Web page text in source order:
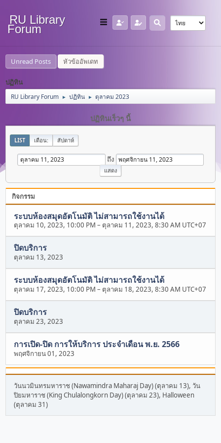
RU Library
Forum
Unread Posts หัวข้ออัพเดท
ปฏิทิน
RU Library Forum ► ปฏิทิน ► ตุลาคม 2023
ปฏิทินเร็วๆ นี้
LIST เดือน: สัปดาห์
ถึง
กิจกรรม
ระบบห้องสมุดอัตโนมัติ ไม่สามารถใช้งานได้
ตุลาคม 10, 2023, 10:00 PM – ตุลาคม 11, 2023, 8:30 AM UTC+07
ปิดบริการ
ตุลาคม 13, 2023
ระบบห้องสมุดอัตโนมัติ ไม่สามารถใช้งานได้
ตุลาคม 17, 2023, 10:00 PM – ตุลาคม 18, 2023, 8:30 AM UTC+07
ปิดบริการ
ตุลาคม 23, 2023
การเปิด-ปิด การให้บริการ ประจำเดือน พ.ย. 2566
พฤศจิกายน 01, 2023
วันนวมินทรมหาราช (Nawamindra Maharaj Day) (ตุลาคม 13), วัน
ปิยมหาราช (King Chulalongkorn Day) (ตุลาคม 23), Halloween
(ตุลาคม 31)